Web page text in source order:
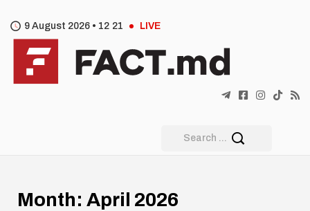
9 August 2026 • 12 21 LIVE
Month: April 2026